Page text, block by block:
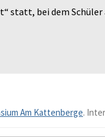
statt, bei dem
Am Kattenberge.